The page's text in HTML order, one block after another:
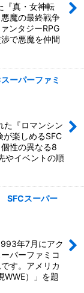
『真・女神転
魔の最終戦争
ンタジーRPG
で悪魔を仲間
ーパーファミ
た『ロマンシン
が楽しめるSFC
性の異なる8
やイベントの順
SFCスーパー
年7月にアク
パーファミコ
す。アメリカ
WWE）」を題